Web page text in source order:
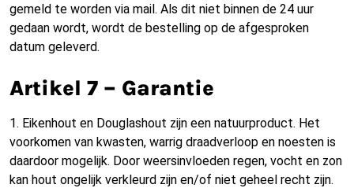
gemeld te worden via mail. Als dit niet binnen de 24 uur
gedaan wordt, wordt de bestelling op de afgesproken
datum geleverd.
Artikel 7 – Garantie
1. Eikenhout en Douglashout zijn een natuurproduct. Het
voorkomen van kwasten, warrig draadverloop en noesten is
daardoor mogelijk. Door weersinvloeden regen, vocht en zon
kan hout ongelijk verkleurd zijn en/of niet geheel recht zijn.